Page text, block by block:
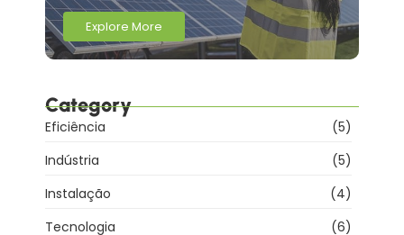
Explore More
Category
Eficiência
(5)
Indústria
(5)
Instalação
(4)
Tecnologia
(6)